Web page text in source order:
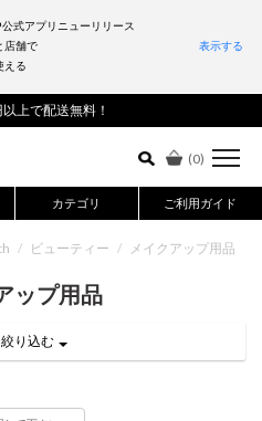
上で配送無料！
(0)
カテゴリ ご利用ガイド
詳細検索はこちら
/ ビューティー / メイクアップ用品
ップ用品
り込む
式アプリニューリリース
店舗で
える
表示する